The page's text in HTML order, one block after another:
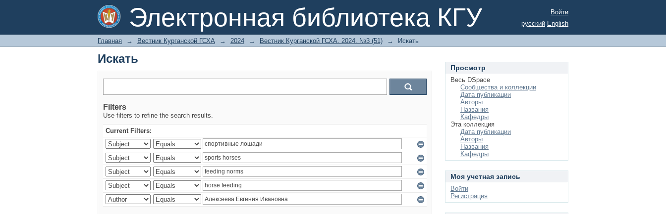
Электронная библиотека КГУ
Искать
Войти
русский English
Главная → Вестник Курганской ГСХА → 2024 → Вестник Курганской ГСХА. 2024. №3 (51) → Искать
Искать
Filters
Use filters to refine the search results.
Current Filters:
Просмотр
Весь DSpace
Сообщества и коллекции
Дата публикации
Авторы
Названия
Кафедры
Эта коллекция
Дата публикации
Авторы
Названия
Кафедры
Моя учетная запись
Войти
Регистрация